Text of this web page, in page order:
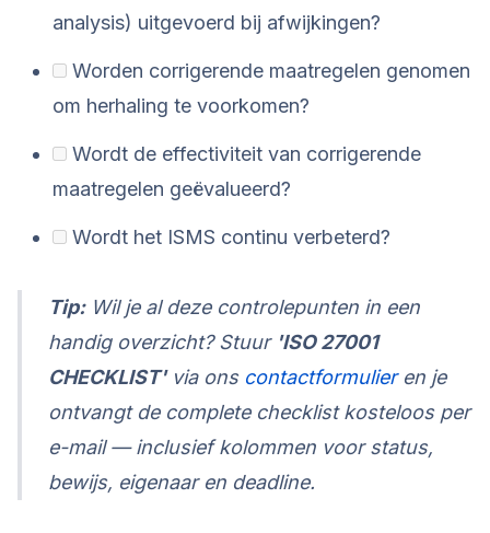
analysis) uitgevoerd bij afwijkingen?
Worden corrigerende maatregelen genomen
om herhaling te voorkomen?
Wordt de effectiviteit van corrigerende
maatregelen geëvalueerd?
Wordt het ISMS continu verbeterd?
Tip:Wil je al deze controlepunten in een
handig overzicht? Stuur 'ISO 27001
CHECKLIST'via ons contactformulieren je
ontvangt de complete checklist kosteloos per
e-mail — inclusief kolommen voor status,
bewijs, eigenaar en deadline.